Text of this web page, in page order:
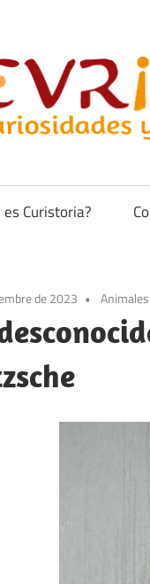
es Curistoria?
de 2023 Animales